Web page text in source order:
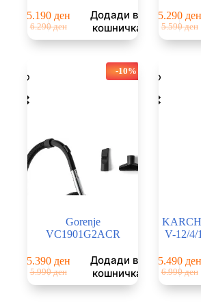
6.290ден
Original
price
5.190 ден
Current
price
Додади во
кошничка
5.590ден
price
5.290 ден
price
-10%
Gorenje
VC1901G2ACR
5.990ден
Original
price
5.390 ден
Current
price
Додади во
кошничка
V-12/4/
6.990ден
price
5.490 ден
price